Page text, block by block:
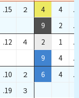
.15 ２ 4 4
9
2
.12 ４ 2 1
9
4
.10
２
.19 ３
6 4